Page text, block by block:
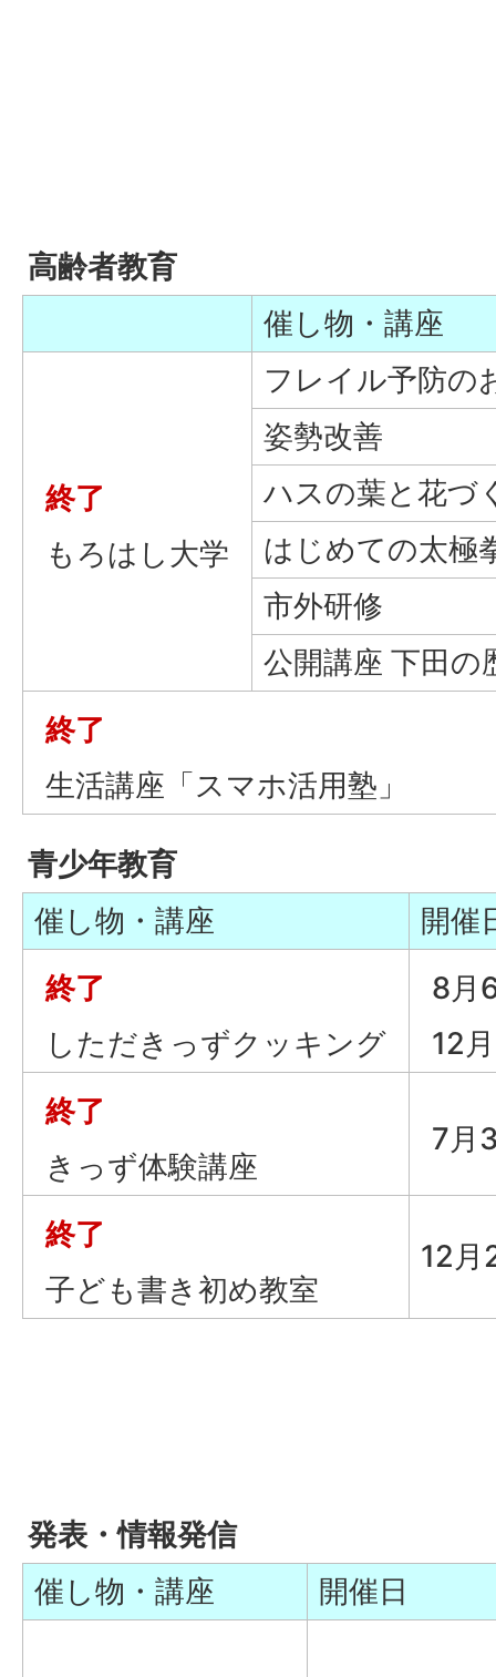
高齢者教育
催し物・講座
終了
もろはし大学
フレイル予防の
姿勢改善
ハスの葉と花づ
はじめての太極
市外研修
公開講座 下田の
終了
生活講座「スマホ活用塾」
青少年教育
催し物・講座
開催
終了
しただきっずクッキング
8月
12
終了
きっず体験講座
7月
終了
子ども書き初め教室
12月
発表・情報発信
催し物・講座
開催日